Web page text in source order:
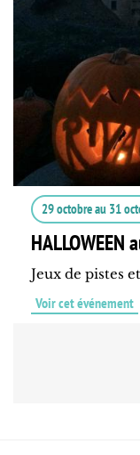
29 octobreau 31
HALLOWEEN
Jeux de pistes
Voir cet événement